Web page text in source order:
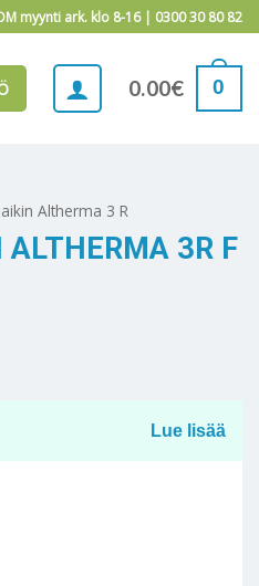
myynti ark. klo 8-16 | 0300 30 80 82
0.00€ 0
Altherma 3 R
3R F
Lue lisää